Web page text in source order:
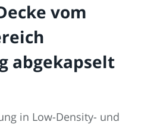
vom
abgekapselt
in Low-Density- und